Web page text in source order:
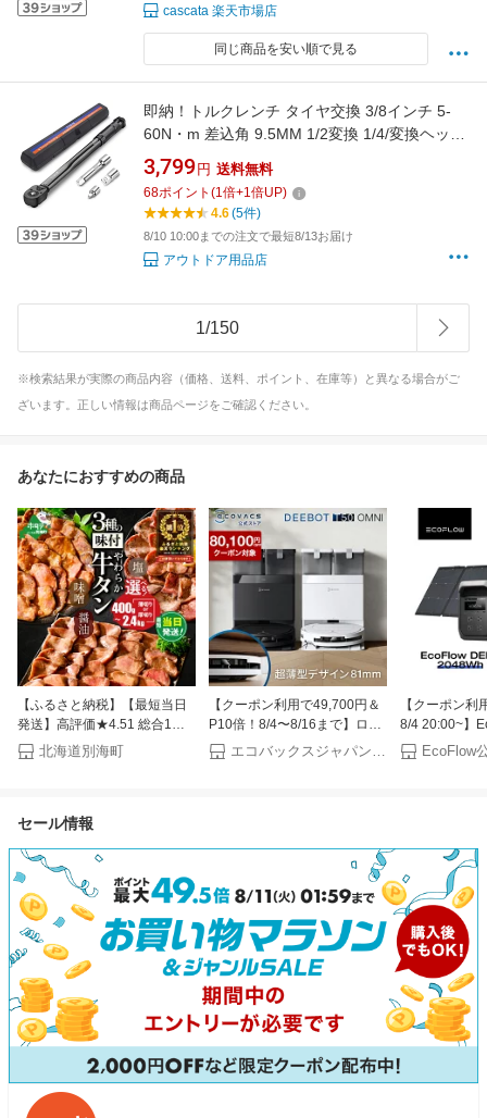
cascata 楽天市場店
同じ商品を安い順で見る
即納！トルクレンチ タイヤ交換 3/8インチ 5-
60N・m 差込角 9.5MM 1/2変換 1/4/変換ヘッド
ソケット エクステンション 45ギア CR-V材質専
用ハードケース付き 滑り止め 両回転可能 自転
車 バイク オートバイ 修理レンチ 交換 説明書/
校正書あり 送料無料 一年保証
3,799 円 送料無料
68ポイント (1倍+1倍UP)
4.6(5件)
8/10 10:00までの注文で最短8/13お届け
アウトドア用品店
1/150
※検索結果が実際の商品内容（価格、送料、ポイント、在庫等）と異なる場合がご
ざいます。正しい情報は商品ページをご確認ください。
あなたにおすすめの商品
【ふるさと納税】【最短当日
発送】高評価★4.51 総合1位
やわらか 牛タン 400g～
2.4kg（ 厚切り 薄切り ）（ ふ
税 訳あり お肉 ふるさと わけ
別海町 ）（クラウドファンデ
ィング対象）
北海道別海町
【クーポン利用で49,700円＆
P10倍！8/4〜8/16まで】ロボ
ット掃除機 DEEBOT T50
OMNI エコバックス 公式
ー保証最大24ヶ月 2025 エコ
エコバックスジャパン公式 ストア
【クーポン利
8/4 20:00~】
ブル電源 ソー
ト DELTA 3
EcoFlow
セール情報